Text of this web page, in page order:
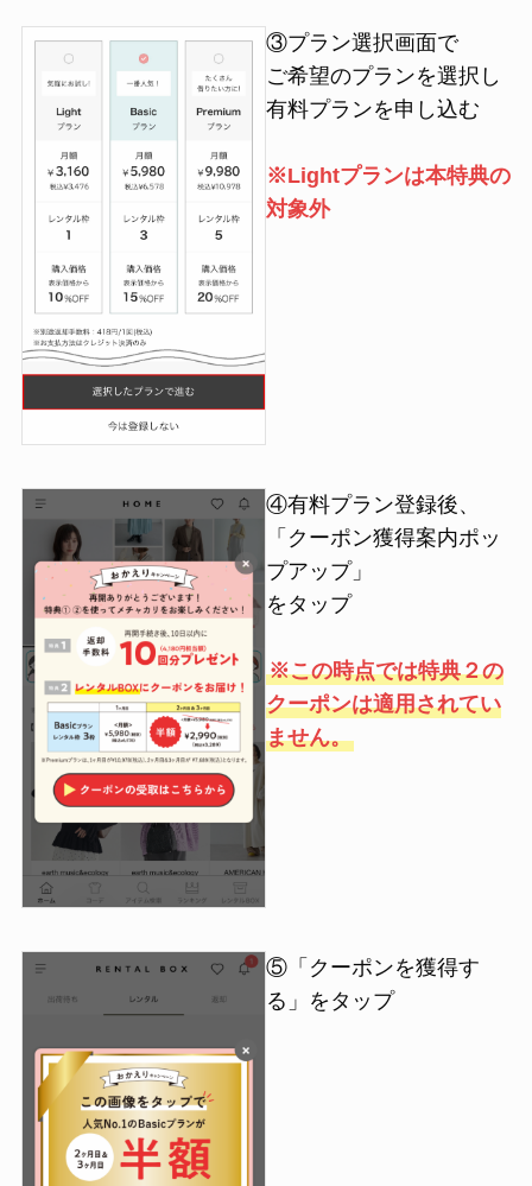
③プラン選択画面で
ご希望のプランを選択し
有料プランを申し込む
※Lightプランは本特典の
対象外
④有料プラン登録後、
「クーポン獲得案内ポッ
プアップ」
をタップ
※この時点では特典２の
クーポンは適用されてい
ません。
⑤「クーポンを獲得す
る」をタップ